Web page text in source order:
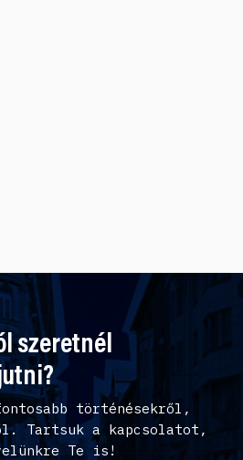
szeretnél
történésekről,
Tartsuk a kapcsolatot,
Te is!